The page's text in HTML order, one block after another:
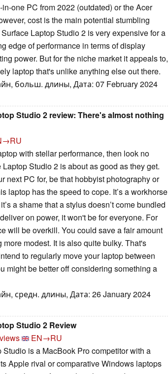
one PC from 2022 (outdated) or the Acer
cost is the main potential stumbling
Laptop Studio 2 is very expensive for a
edge of performance in terms of display
power. But for the niche market it appeals to,
laptop that's unlike anything else out there.
больш. длины, Дата: 07 February 2024
Studio 2 review: There's almost nothing
with stellar performance, then look no
Studio 2 is about as good as they get.
next PC for, be that hobbyist photography or
laptop has the speed to cope. It’s a workhorse
a shame that a stylus doesn’t come bundled
on power, it won't be for everyone. For
will be overkill. You could save a fair amount
modest. It is also quite bulky. That's
to regularly move your laptop between
might be better off considering something a
средн. длины, Дата: 26 January 2024
Studio 2 Review
EN→RU
is a MacBook Pro competitor with a
Apple rival or comparative Windows laptops